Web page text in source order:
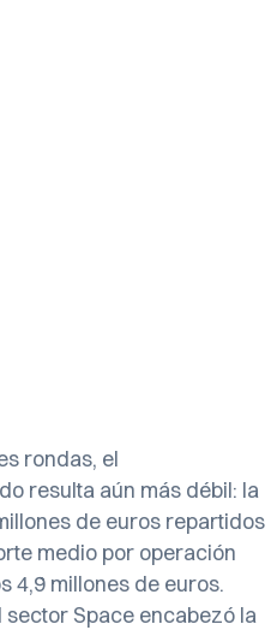
rondas, el
resulta aún más débil: la
de euros repartidos
medio por operación
4,9 millones de euros.
Space encabezó la